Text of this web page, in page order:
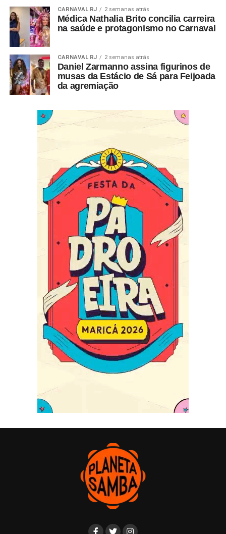
CARNAVAL RJ 2 semanas atrás
Médica Nathalia Brito concilia carreira
na saúde e protagonismo no Carnaval
CARNAVAL RJ 2 semanas atrás
Daniel Zarmanno assina figurinos de
musas da Estácio de Sá para Feijoada
da agremiação